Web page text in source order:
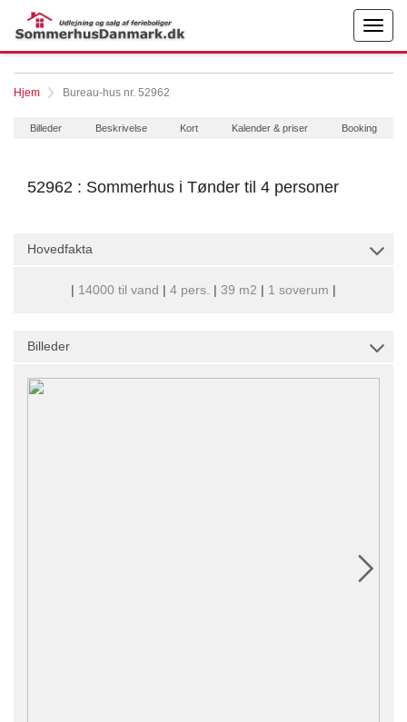
Hjem Bureau-hus nr. 52962
Billeder Beskrivelse Kort Kalender & priser Booking
52962 : Sommerhus i Tønder til 4 personer
Hovedfakta
| 14000 til vand | 4 pers. | 39 m2 | 1 soverum |
Billeder